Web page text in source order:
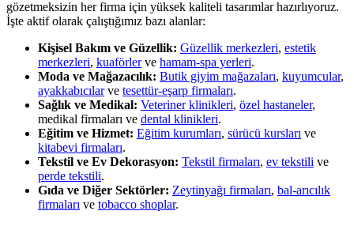
gözetmeksizin her firma için yüksek kaliteli tasarımlar hazırlıyoruz.
İşte aktif olarak çalıştığımız bazı alanlar:
Kişisel Bakım ve Güzellik: Güzellik merkezleri, estetik
merkezleri, kuaförlerve hamam-spa yerleri.
Moda ve Mağazacılık: Butik giyim mağazaları, kuyumcular,
ayakkabıcılarve tesettür-eşarp firmaları.
Sağlık ve Medikal: Veteriner klinikleri, özel hastaneler,
medikal firmaları ve dental klinikleri.
Eğitim ve Hizmet: Eğitim kurumları, sürücü kursları ve
kitabevi firmaları.
Tekstil ve Ev Dekorasyon: Tekstil firmaları, ev tekstili ve
perde tekstili.
Gıda ve Diğer Sektörler: Zeytinyağı firmaları, bal-arıcılık
firmaları ve tobacco shoplar.